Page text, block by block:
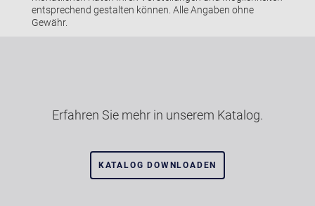
entsprechend gestalten können. Alle Angaben ohne
Gewähr.
Erfahren Sie mehr in unserem Katalog.
KATALOG DOWNLOADEN